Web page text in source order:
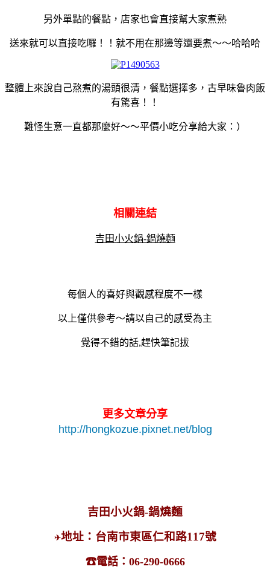
另外單點的餐點，店家也會直接幫大家煮熟
送來就可以直接吃囉！！就不用在那邊等還要煮～～哈哈哈
整體上來說自己熬煮的湯頭很清，餐點選擇多，古早味魯肉飯
有驚喜！！
難怪生意一直都那麼好～～平價小吃分享給大家：）
相關連結
吉田小火鍋-鍋燒麵
每個人的喜好與觀感程度不一樣
以上僅供參考～請以自己的感受為主
覺得不錯的話,趕快筆記拔
更多文章分享
http://hongkozue.pixnet.net/blog
吉田小火鍋-鍋燒麵
✈地址：台南市東區仁和路117號
☎電話：06-290-0666